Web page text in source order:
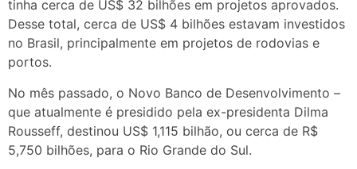
tinha cerca de US$ 32 bilhões em projetos aprovados.
Desse total, cerca de US$ 4 bilhões estavam investidos
no Brasil, principalmente em projetos de rodovias e
portos.
No mês passado, o Novo Banco de Desenvolvimento –
que atualmente é presidido pela ex-presidenta Dilma
Rousseff, destinou US$ 1,115 bilhão, ou cerca de R$
5,750 bilhões, para o Rio Grande do Sul.